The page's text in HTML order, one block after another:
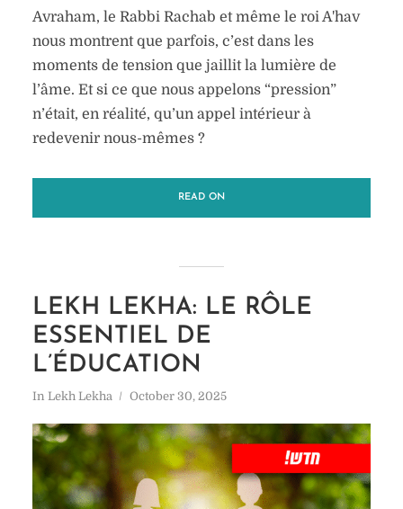
Avraham, le Rabbi Rachab et même le roi A'hav
nous montrent que parfois, c’est dans les
moments de tension que jaillit la lumière de
l’âme. Et si ce que nous appelons “pression”
n’était, en réalité, qu’un appel intérieur à
redevenir nous-mêmes ?
READ ON
LEKH LEKHA: LE RÔLE
ESSENTIEL DE
L’ÉDUCATION
In Lekh Lekha October 30, 2025